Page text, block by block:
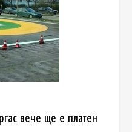
вече ще е платен